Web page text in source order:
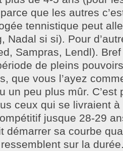
que les autres
tennistique peut
Nadal si si). Pour
Sampras, Lendl).
de pleins
que vous l’ayez
un peu plus mûr. C’est
ceux qui se livraient
jusque 28-29
démarrer sa courbe
sur la